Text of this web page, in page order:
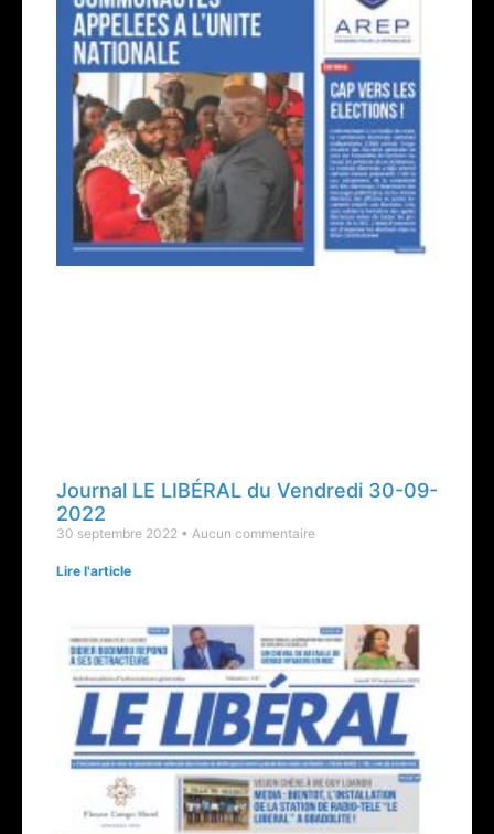
Journal LE LIBÉRAL du Vendredi 30-09-
2022
30 septembre 2022 Aucun commentaire
Lire l'article